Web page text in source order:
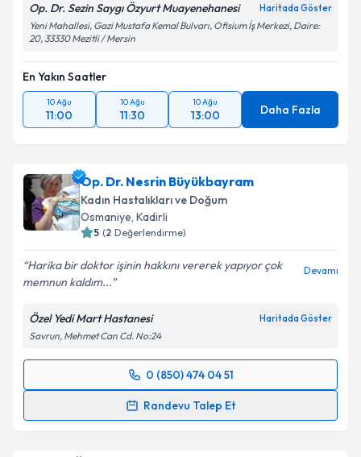
Op. Dr. Sezin Saygı Özyurt Muayenehanesi Haritada Göster
Yeni Mahallesi, Gazi Mustafa Kemal Bulvarı, Ofisium İş Merkezi, Daire:
20, 33330 Mezitli / Mersin
En Yakın Saatler
10 Ağu
11:00
10 Ağu
11:30
10 Ağu
13:00 Daha Fazla
Op. Dr. Nesrin Büyükbayram
Kadın Hastalıkları ve Doğum
Osmaniye, Kadirli
5 (2 Değerlendirme)
Harika bir doktor işinin hakkını vererek yapıyor çok
memnun kaldım...
Devamı
Özel Yedi Mart Hastanesi Haritada Göster
Savrun, Mehmet Can Cd. No:24
0 (850) 474 04 51
Randevu Talep Et
Randevu Takvimi Talebi